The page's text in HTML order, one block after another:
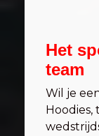
Het
team
Wil je
Hoodies,